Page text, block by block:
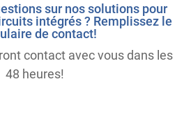
sur nos solutions pour
intégrés ? Remplissez le
de contact!
contact avec vous dans les
48 heures!